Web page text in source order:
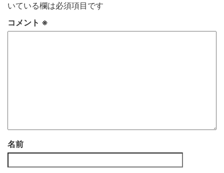
いている欄は必須項目です
コメント ※
名前